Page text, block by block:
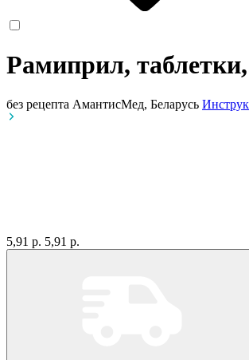
Рамиприл,
без рецепта АмантисМед, Беларусь
5,91 р. 5,91 р.